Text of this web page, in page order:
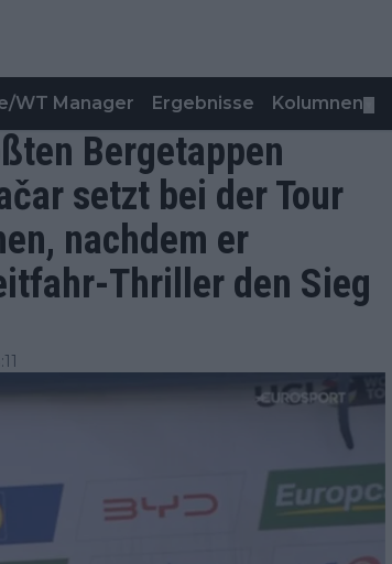
WT Manager Ergebnisse Kolumnen
Bergetappen
setzt bei der Tour
nachdem er
Thriller den Sieg